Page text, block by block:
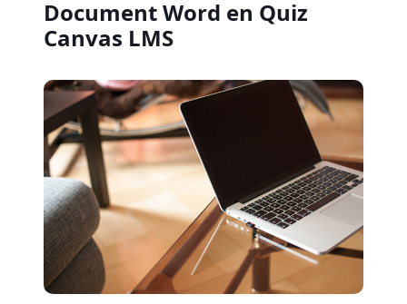
Document Word en Quiz
Canvas LMS